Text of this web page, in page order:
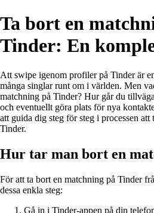
Ta bort en
Tinder: En
Att swipe igenom profiler på Tinder är
många singlar runt om i världen. Men
matchning på Tinder? Hur går du
och eventuellt göra plats för nya
att guida dig steg för steg i processen att
Tinder.
Hur tar man bort en
För att ta bort en matchning på Tinder
dessa enkla steg:
Gå in i Tinder-appen på din